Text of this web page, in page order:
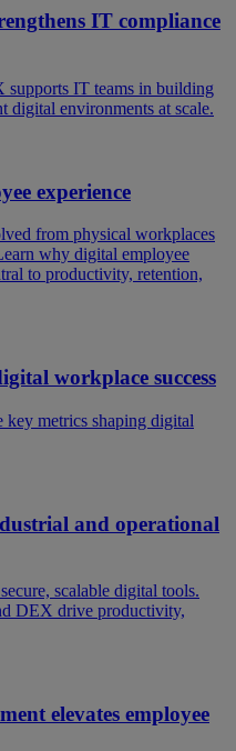
IT compliance
IT teams in building
digital environments at scale.
experience
from physical workplaces
why digital employee
to productivity, retention,
workplace success
metrics shaping digital
and operational
scalable digital tools.
DEX drive productivity,
elevates employee